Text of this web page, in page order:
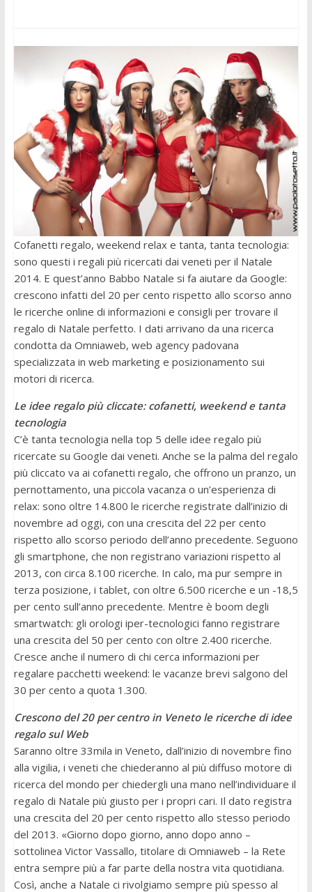
Cofanetti regalo, weekend relax e tanta, tanta tecnologia:
sono questi i regali più ricercati dai veneti per il Natale
2014. E quest’anno Babbo Natale si fa aiutare da Google:
crescono infatti del 20 per cento rispetto allo scorso anno
le ricerche online di informazioni e consigli per trovare il
regalo di Natale perfetto. I dati arrivano da una ricerca
condotta da Omniaweb, web agency padovana
specializzata in web marketing e posizionamento sui
motori di ricerca.
Le idee regalo più cliccate: cofanetti, weekend e tanta
tecnologia
C’è tanta tecnologia nella top 5 delle idee regalo più
ricercate su Google dai veneti. Anche se la palma del regalo
più cliccato va ai cofanetti regalo, che offrono un pranzo, un
pernottamento, una piccola vacanza o un’esperienza di
relax: sono oltre 14.800 le ricerche registrate dall’inizio di
novembre ad oggi, con una crescita del 22 per cento
rispetto allo scorso periodo dell’anno precedente. Seguono
gli smartphone, che non registrano variazioni rispetto al
2013, con circa 8.100 ricerche. In calo, ma pur sempre in
terza posizione, i tablet, con oltre 6.500 ricerche e un -18,5
per cento sull’anno precedente. Mentre è boom degli
smartwatch: gli orologi iper-tecnologici fanno registrare
una crescita del 50 per cento con oltre 2.400 ricerche.
Cresce anche il numero di chi cerca informazioni per
regalare pacchetti weekend: le vacanze brevi salgono del
30 per cento a quota 1.300.
Crescono del 20 per centro in Veneto le ricerche di idee
regalo sul Web
Saranno oltre 33mila in Veneto, dall’inizio di novembre fino
alla vigilia, i veneti che chiederanno al più diffuso motore di
ricerca del mondo per chiedergli una mano nell’individuare il
regalo di Natale più giusto per i propri cari. Il dato registra
una crescita del 20 per cento rispetto allo stesso periodo
del 2013. «Giorno dopo giorno, anno dopo anno –
sottolinea Victor Vassallo, titolare di Omniaweb – la Rete
entra sempre più a far parte della nostra vita quotidiana.
Così, anche a Natale ci rivolgiamo sempre più spesso al